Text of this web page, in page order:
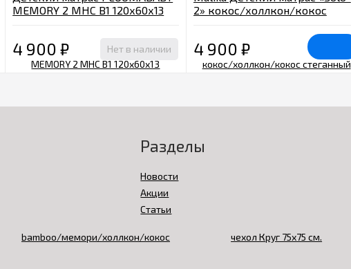
MEMORY 2 MHC B1 120х60х13
4 900₽ Нет в наличии
2» кокос/холлкон/кокос
4 900 ₽
Разделы
Новости
Акции
Статьи